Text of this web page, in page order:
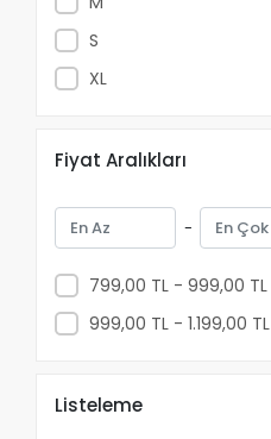
S
XL
Fiyat Aralıkları
-
799,00 TL - 999,00 TL
999,00 TL - 1.199,00 TL
Listeleme